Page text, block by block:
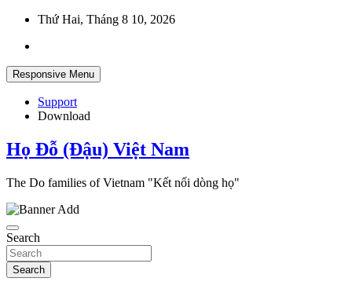
Skip
content
Thứ Hai, Tháng 8 10, 2026
Responsive Menu
Support
Download
Họ Đỗ (Đậu) Việt Nam
The Do families of Vietnam "Kết nối dòng họ"
Search
Search